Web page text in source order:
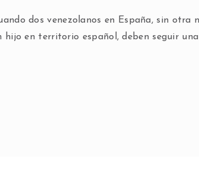
dos venezolanos en España, sin otra
hijo en territorio español, deben seguir